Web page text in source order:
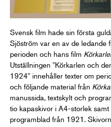
Svensk film hade sin första
Sjöström var en av de ledande
perioden och hans film
Utställningen "Körkarlen och
1924" innehåller texter om
och följande material från
manussida, textskylt och
tio kapaskivor i A4-storlek
programblad från 1921.